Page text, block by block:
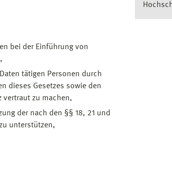
bei der Einführung von
tätigen Personen durch
dieses Gesetzes sowie den
vertraut zu machen,
der nach den §§ 18, 21 und
unterstützen,